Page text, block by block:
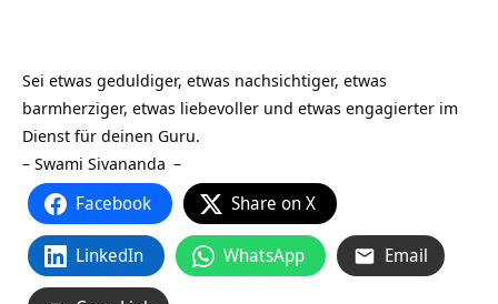
Sei etwas geduldiger, etwas nachsichtiger, etwas
barmherziger, etwas liebevoller und etwas engagierter im
Dienst für deinen Guru.
– Swami Sivananda –
Facebook Share on X
LinkedIn WhatsApp Email